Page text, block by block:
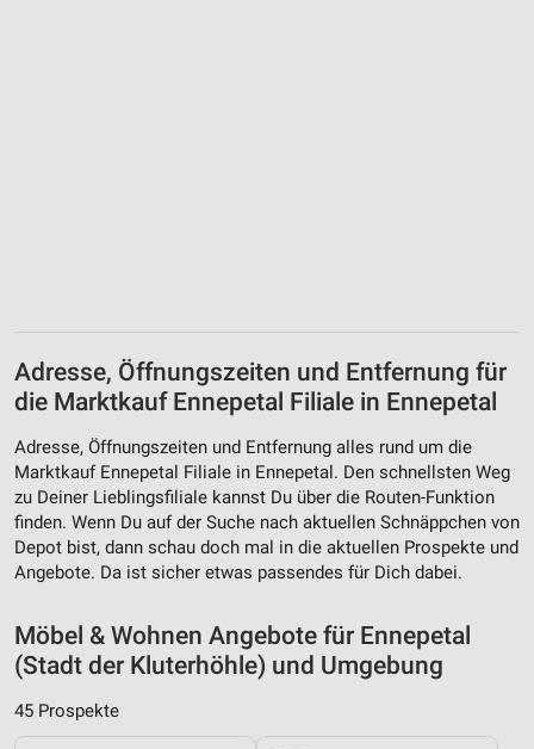
Adresse, Öffnungszeiten und Entfernung für
die Marktkauf Ennepetal Filiale in Ennepetal
Adresse, Öffnungszeiten und Entfernung alles rund um die
Marktkauf Ennepetal Filiale in Ennepetal. Den schnellsten Weg
zu Deiner Lieblingsfiliale kannst Du über die Routen-Funktion
finden. Wenn Du auf der Suche nach aktuellen Schnäppchen von
Depot bist, dann schau doch mal in die aktuellen Prospekte und
Angebote. Da ist sicher etwas passendes für Dich dabei.
Möbel & Wohnen Angebote für Ennepetal
(Stadt der Kluterhöhle) und Umgebung
45 Prospekte